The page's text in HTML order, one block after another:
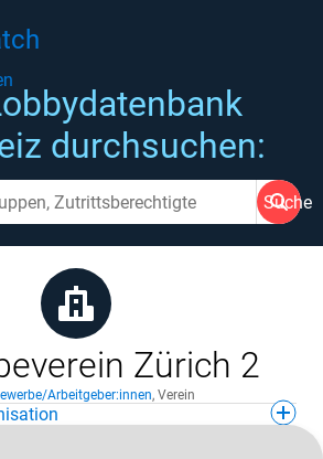
durchsuchen:
Suche
Zürich 2
Arbeitgeber:innen, Verein